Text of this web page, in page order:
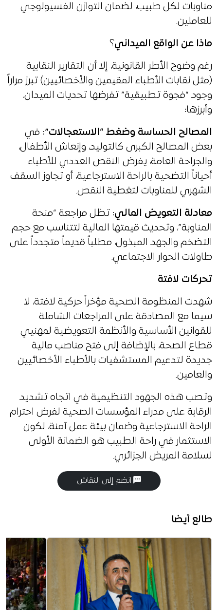
مناوبات لكل طبيب، لضمان التوازن الفسيولوجي
للعاملين.
ماذا عن الواقع الميداني؟
رغم وضوح الأطر القانونية، إلا أن التقارير النقابية
(مثل نقابات الأطباء المقيمين والأخصائيين) تبرز مراراً
وجود “فجوة تطبيقية” تفرضها تحديات الميدان،
وأبرزها:
المصالح الحساسة وضغط “الاستعجالات”: في
بعض المصالح الكبرى كالتوليد، وإنعاش الأطفال،
والجراحة العامة، يفرض النقص العددي للأطباء
أحياناً التضحية بالراحة الاسترجاعية، أو تجاوز السقف
الشهري للمناوبات لتغطية النقص.
معادلة التعويض المالي: تظل مراجعة “منحة
المناوبة”، وتحديث قيمتها المالية لتتناسب مع حجم
التضخم والجهد المبذول، مطلباً قديماً متجدداً على
طاولات الحوار الاجتماعي.
تحركات لافتة
شهدت المنظومة الصحية مؤخراً حركية لافتة، لا
سيما مع المصادقة على المراجعات الشاملة
للقوانين الأساسية والأنظمة التعويضية لمهنيي
قطاع الصحة، بالإضافة إلى فتح مناصب مالية
جديدة لتدعيم المستشفيات بالأطباء الأخصائيين
والعامين.
وتصب هذه الجهود التنظيمية في اتجاه تشديد
الرقابة على مدراء المؤسسات الصحية لفرض احترام
الراحة الاسترجاعية وضمان بيئة عمل آمنة، لكون
الاستثمار في راحة الطبيب هو الضمانة الأولى
لسلامة المريض الجزائري.
انضم إلى النقاش
طالع أيضا